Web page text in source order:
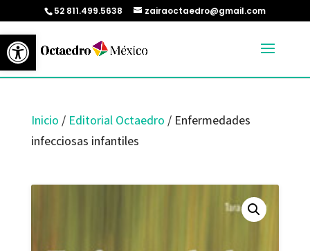
Abrir barra de herramientas
52 811.499.5638 zairaoctaedro@gmail.com
Inicio / Editorial Octaedro / Enfermedades
infecciosas infantiles